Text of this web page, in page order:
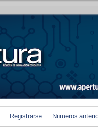
Registrarse Números